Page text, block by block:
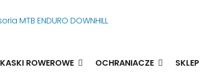
KASKI ROWEROWE OCHRANIACZE SKLEP